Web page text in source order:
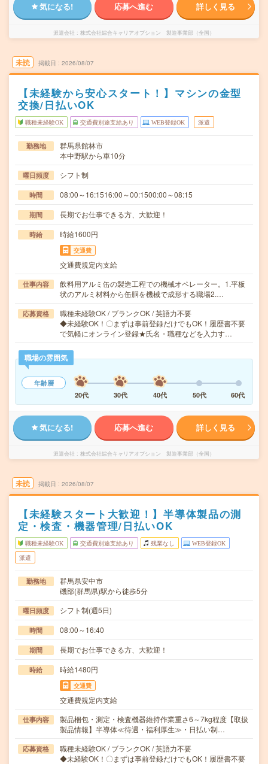
気になる! 応募へ進む 詳しく見る
派遣会社 株式会社綜合キャリアオプション 製造事業部（全国）
未読 掲載日 2026/08/07
【未経験から安心スタート！】マシンの金型
交換/日払いOK
職種未経験OK 交通費別途支給あり WEB登録OK 派遣
勤務地
群馬県館林市
本中野駅から車10分
曜日頻度 シフト制
時間 08:00～16:1516:00～00:1500:00～08:15
期間 長期でお仕事できる方、大歓迎！
時給 時給1600円
交通費
交通費規定内支給
仕事内容
飲料用アルミ缶の製造工程での機械オペレーター。1.平板
状のアルミ材料から缶胴を機械で成形する職場2.…
応募資格
職種未経験OK / ブランクOK / 英語力不要
◆未経験OK！〇まずは事前登録だけでもOK！履歴書不要
で気軽にオンライン登録★氏名・職種などを入力す…
職場の雰囲気
年齢層
20代
30代 40代 50代 60代
気になる! 応募へ進む 詳しく見る
派遣会社 株式会社綜合キャリアオプション 製造事業部（全国）
未読 掲載日 2026/08/07
【未経験スタート大歓迎！】半導体製品の測
定・検査・機器管理/日払いOK
職種未経験OK 交通費別途支給あり 残業なし WEB登録OK
派遣
勤務地
群馬県安中市
磯部(群馬県)駅から徒歩5分
曜日頻度 シフト制(週5日)
時間 08:00～16:40
期間 長期でお仕事できる方、大歓迎！
時給 時給1480円
交通費
交通費規定内支給
仕事内容
製品梱包・測定・検査機器維持作業重さ6～7kg程度【取扱
製品情報】半導体≪待遇・福利厚生≫・日払い制…
応募資格
職種未経験OK / ブランクOK / 英語力不要
◆未経験OK！〇まずは事前登録だけでもOK！履歴書不要